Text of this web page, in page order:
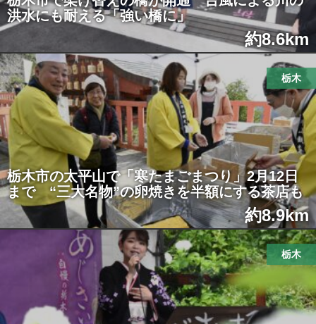
洪水にも耐える「強い橋に」
約8.6km
栃木
栃木市の太平山で「寒たまごまつり」2月12日
まで “三大名物”の卵焼きを半額にする茶店も
約8.9km
栃木